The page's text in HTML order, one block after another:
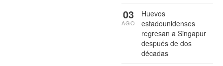
Huevos
estadounidenses
regresan a Singapur
después de dos
décadas
03
AGO